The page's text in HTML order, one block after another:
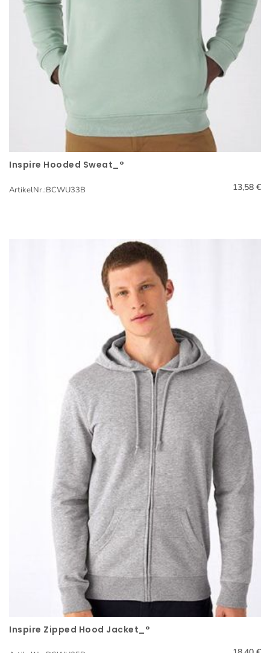
Schnellansicht
Inspire Hooded Sweat_°
ArtikelNr.:BCWU33B 13,58 €
Schnellansicht
Inspire Zipped Hood Jacket_°